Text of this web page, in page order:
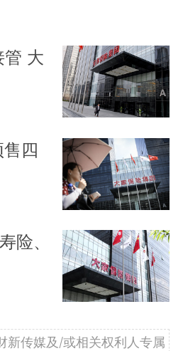
大
四
险、
新传媒及/或相关权利人专属